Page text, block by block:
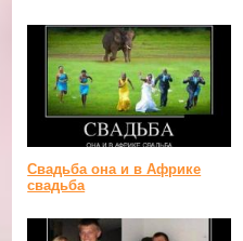
Свадьба она и в Африке
свадьба